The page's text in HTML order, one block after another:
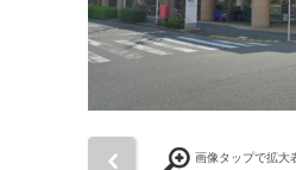
画像タップで拡大